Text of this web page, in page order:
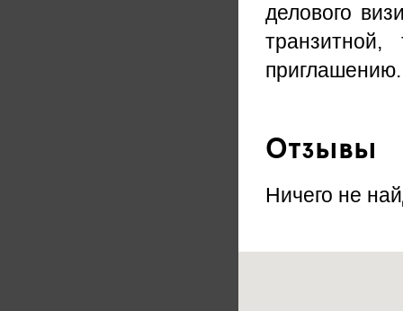
делового
приглашению.
Отзывы
Ничего не